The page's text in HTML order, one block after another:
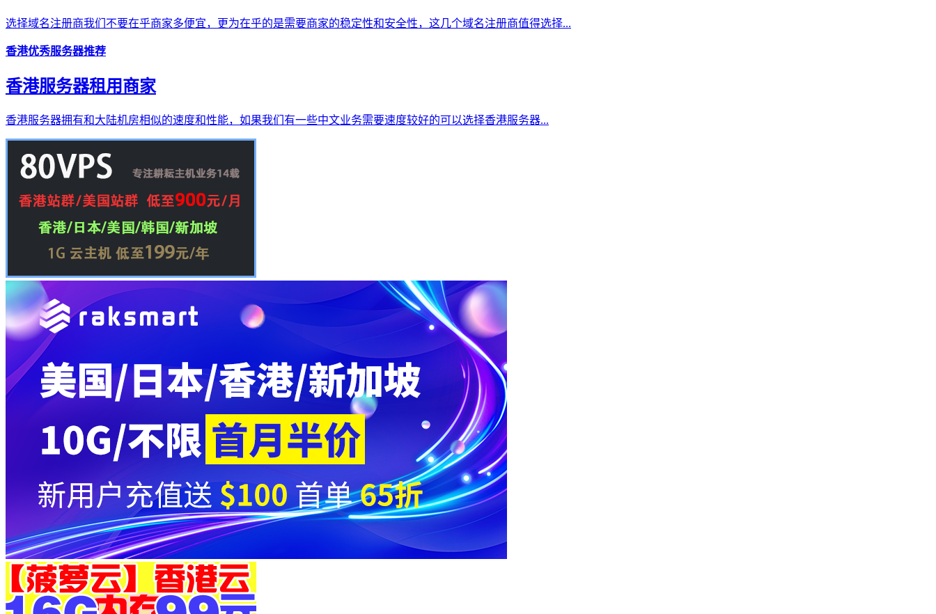
选择域名注册商我们不要在乎商家多便宜，更为在乎的是需要商家的稳定性和安全性，这几个域名注册商值得选择...
香港优秀服务器推荐
香港服务器租用商家
香港服务器拥有和大陆机房相似的速度和性能，如果我们有一些中文业务需要速度较好的可以选择香港服务器...